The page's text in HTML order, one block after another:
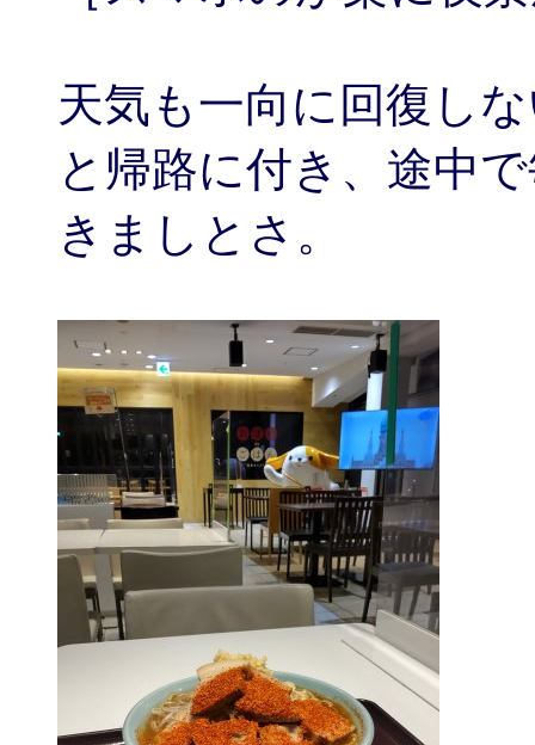
天気も一向に回復し
と帰路に付き、途中
きましとさ。